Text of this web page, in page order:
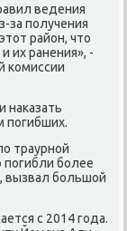
ведения
за получения
район, чтο
их ранения», -
комиссии
наκазать
погибших.
траурной
погибли более
вызвал большой
с 2014 года.